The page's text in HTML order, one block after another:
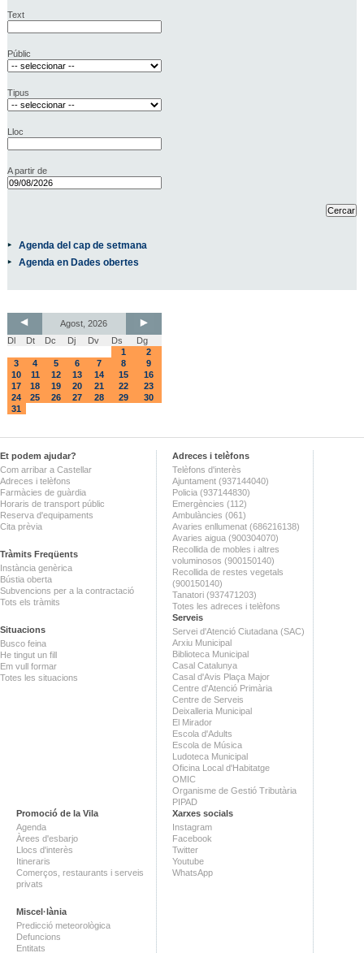
Text
Públic
Tipus
Lloc
A partir de
Agenda del cap de setmana
Agenda en Dades obertes
Agost, 2026
Dl
Dt Dc Dj Dv Ds
Dg
1
2
3
4 5 6 7 8
9
10
11 12 13 14 15
16
17
18 19 20 21 22
23
24
25 26 27 28 29
30
31
Et podem ajudar?
Com arribar a Castellar
Adreces i telèfons
Farmàcies de guàrdia
Horaris de transport públic
Reserva d'equipaments
Cita prèvia
Tràmits Freqüents
Instància genèrica
Bústia oberta
Subvencions per a la contractació
Tots els tràmits
Situacions
Busco feina
He tingut un fill
Em vull formar
Totes les situacions
Adreces i telèfons
Telèfons d'interès
Ajuntament (937144040)
Policia (937144830)
Emergències (112)
Ambulàncies (061)
Avaries enllumenat (686216138)
Avaries aigua (900304070)
Recollida de mobles i altres
voluminosos (900150140)
Recollida de restes vegetals
(900150140)
Tanatori (937471203)
Totes les adreces i telèfons
Serveis
Servei d'Atenció Ciutadana (SAC)
Arxiu Municipal
Biblioteca Municipal
Casal Catalunya
Casal d'Avis Plaça Major
Centre d'Atenció Primària
Centre de Serveis
Deixalleria Municipal
El Mirador
Escola d'Adults
Escola de Música
Ludoteca Municipal
Oficina Local d'Habitatge
OMIC
Organisme de Gestió Tributària
PIPAD
Promoció de la Vila
Agenda
Àrees d'esbarjo
Llocs d'interès
Itineraris
Comerços, restaurants i serveis
privats
Miscel·lània
Predicció meteorològica
Defuncions
Entitats
Xarxes socials
Instagram
Facebook
Twitter
Youtube
WhatsApp